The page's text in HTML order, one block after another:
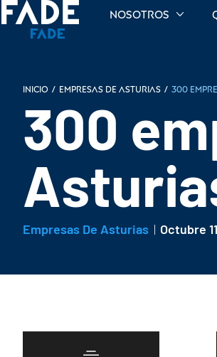
Nosotros
INICIO / Empresas de Asturias / 300
300
Empresas De Asturias Octubre